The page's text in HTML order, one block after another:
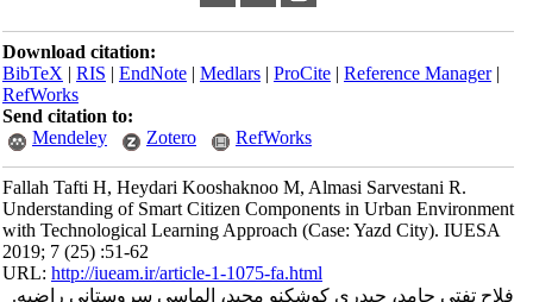
Download citation:
BibTeX|RIS|EndNote|Medlars|ProCite|Reference Manager
RefWorks
Send citation to:
Mendeley
Zotero RefWorks
Fallah Tafti H, Heydari Kooshaknoo M, Almasi Sarvestani R.
Understanding of Smart Citizen Components in Urban Environment
with Technological Learning Approach (Case: Yazd City). IUESA
2019; 7 (25) :51-62
URL:http://iueam.ir/article-1-1075-fa.html
فلاح تفتی حامد، حیدری کوشکنو مجید، الماسی سروستانی راضیه.